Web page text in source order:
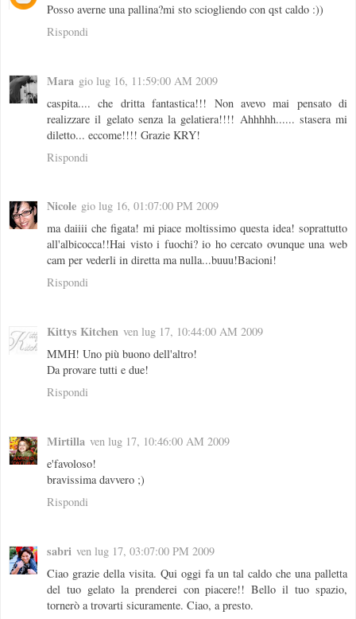
Posso averne una pallina?mi sto sciogliendo con qst caldo :))
Rispondi
Mara gio lug 16, 11:59:00 AM 2009
caspita.... che dritta fantastica!!! Non avevo mai pensato di
realizzare il gelato senza la gelatiera!!!! Ahhhhh...... stasera mi
diletto... eccome!!!! Grazie KRY!
Rispondi
Nicole gio lug 16, 01:07:00 PM 2009
ma daiiii che figata! mi piace moltissimo questa idea! soprattutto
all'albicocca!!Hai visto i fuochi? io ho cercato ovunque una web
cam per vederli in diretta ma nulla...buuu!Bacioni!
Rispondi
Kittys Kitchen ven lug 17, 10:44:00 AM 2009
MMH! Uno più buono dell'altro!
Da provare tutti e due!
Rispondi
Mirtilla ven lug 17, 10:46:00 AM 2009
e'favoloso!
bravissima davvero ;)
Rispondi
sabri ven lug 17, 03:07:00 PM 2009
Ciao grazie della visita. Qui oggi fa un tal caldo che una palletta
del tuo gelato la prenderei con piacere!! Bello il tuo spazio,
tornerò a trovarti sicuramente. Ciao, a presto.